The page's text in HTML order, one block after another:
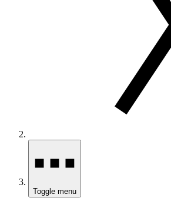
Toggle menu